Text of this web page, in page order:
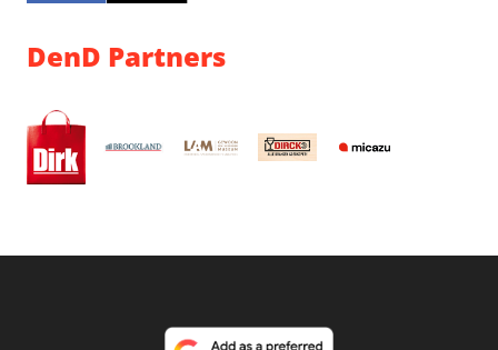
DenD Partners